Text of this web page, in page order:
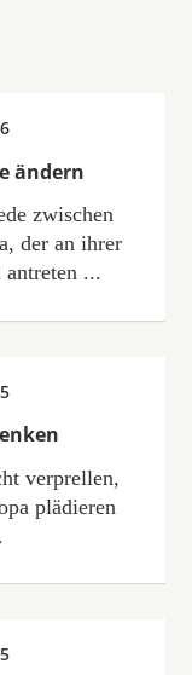
ändern
zwischen
der an ihrer
antreten ...
verprellen,
plädieren